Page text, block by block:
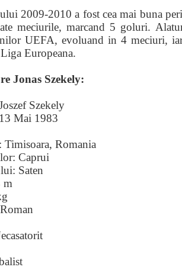
2009-2010 a fost cea mai buna
meciurile, marcand 5 goluri.
UEFA, evoluand in 4 meciuri,
Europeana.
Jonas Szekely:
Szekely
Mai 1983
Romania
Caprui
Saten
m